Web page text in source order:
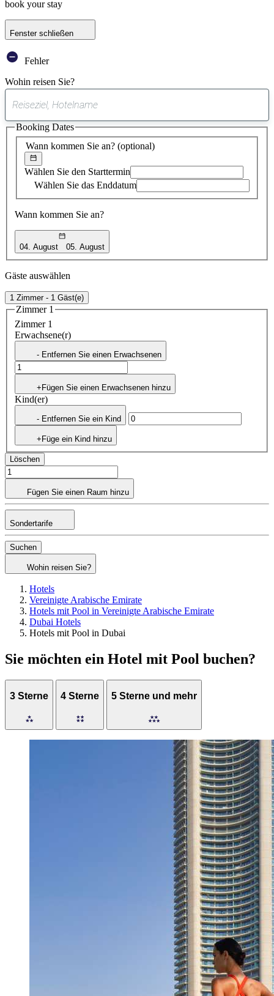
book your stay
Fenster schließen
Fehler
Wohin reisen Sie?
gefundener
Vorschlag
Wann kommen Sie an? (optional)
Wählen Sie den Starttermin
Wählen Sie das Enddatum
Wann kommen Sie an?
04. August 05. August
Booking Dates
Gäste auswählen
1 Zimmer - 1 Gäst(e)
Zimmer 1
Zimmer 1
Erwachsene(r)
- Entfernen Sie einen Erwachsenen
+Fügen Sie einen Erwachsenen hinzu
Kind(er)
- Entfernen Sie ein Kind
+Füge ein Kind hinzu
Löschen
Fügen Sie einen Raum hinzu
Sondertarife
Suchen
Wohin reisen Sie?
Hotels
Vereinigte Arabische Emirate
Hotels mit Pool in Vereinigte Arabische Emirate
Dubai Hotels
Hotels mit Pool in Dubai
Sie möchten ein Hotel mit Pool buchen?
3 Sterne 4 Sterne 5 Sterne und mehr